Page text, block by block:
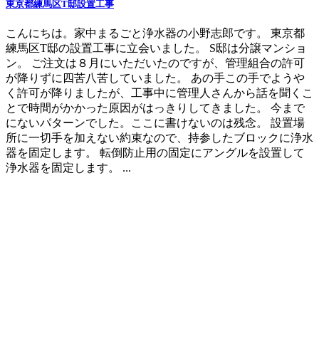
東京都練馬区T邸設置工事
こんにちは。家中まるごと浄水器の小野志郎です。 東京都
練馬区T邸の設置工事に立会いました。 S邸は分譲マンショ
ン。 ご注文は８月にいただいたのですが、管理組合の許可
が降りずに四苦八苦していました。 あの手この手でようや
く許可が降りましたが、工事中に管理人さんから話を聞くこ
とで時間がかかった原因がはっきりしてきました。 今まで
にないパターンでした。ここに書けないのは残念。 設置場
所に一切手を加えない約束なので、持参したブロックに浄水
器を固定します。 転倒防止用の固定にアングルを設置して
浄水器を固定します。 ...